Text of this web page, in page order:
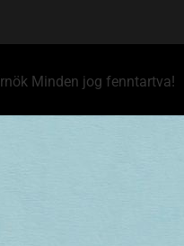
Minden jog fenntartva!